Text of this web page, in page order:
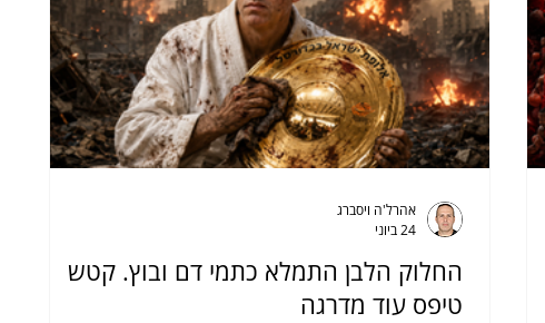
החלוק הלבן התמלא כתמי דם ובוץ. קטש
טיפס עוד מדרגה
אהרל'ה ויסברג
24 ביוני